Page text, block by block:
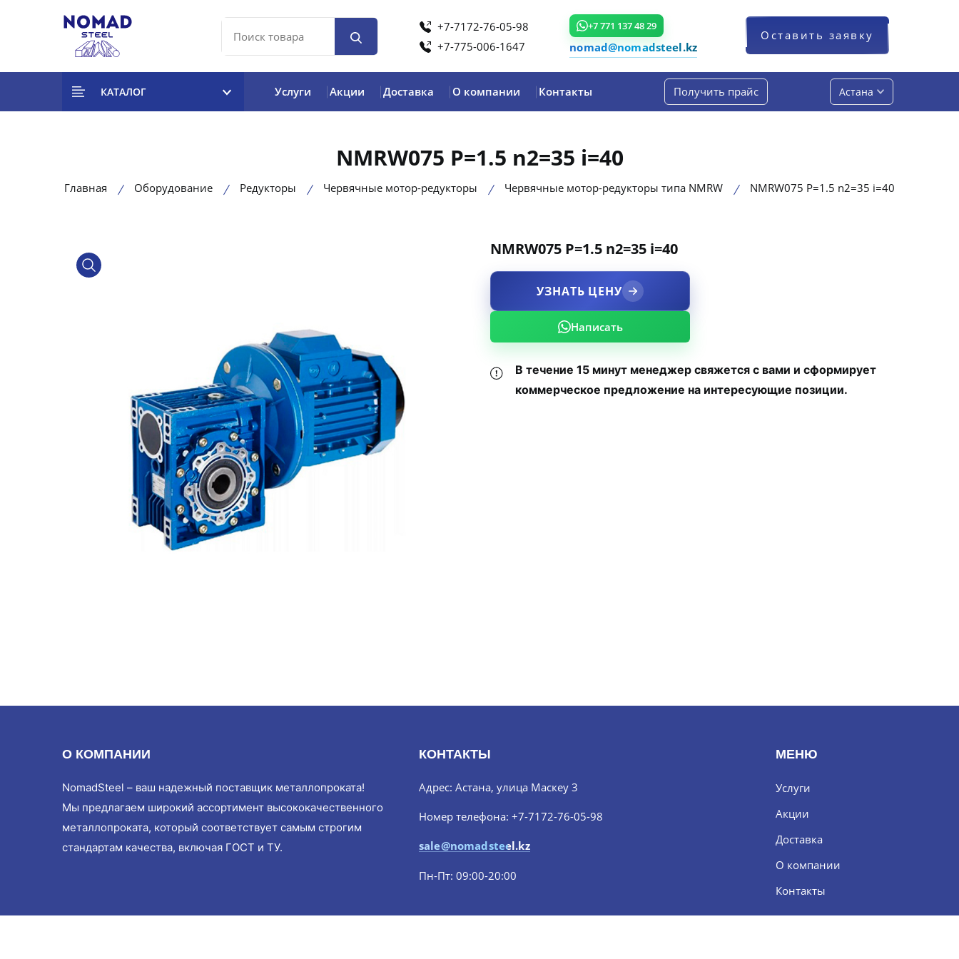
+7-7172-76-05-98
+7-775-006-1647
+7 771 137 48 29
nomad@nomadsteel.kz
Оставить заявку
КАТАЛОГ Услуги Акции Доставка О компании Контакты Получить прайс Астана
NMRW075 P=1.5 n2=35 i=40
Главная Оборудование Редукторы Червячные мотор-редукторы Червячные мотор-редукторы типа NMRW NMRW075 P=1.5 n2=35 i=40
product view
NMRW075 P=1.5 n2=35 i=40
УЗНАТЬ ЦЕНУ
Написать
В течение 15 минут менеджер свяжется с вами и сформирует
коммерческое предложение на интересующие позиции.
О КОМПАНИИ
NomadSteel – ваш надежный поставщик металлопроката!
Мы предлагаем широкий ассортимент высококачественного
металлопроката, который соответствует самым строгим
стандартам качества, включая ГОСТ и ТУ.
КОНТАКТЫ
Адрес: Астана, улица Маскеу 3
Номер телефона: +7-7172-76-05-98
sale@nomadsteel.kz
Пн-Пт: 09:00-20:00
МЕНЮ
Услуги
Акции
Доставка
О компании
Контакты